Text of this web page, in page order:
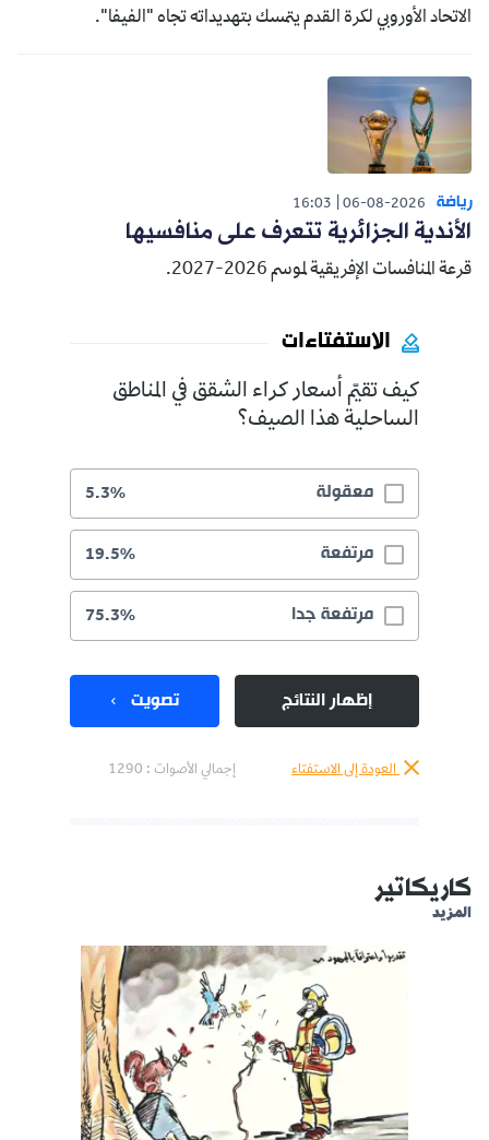
الاتحاد الأوروبي لكرة القدم يتمسك بتهديداته تجاه "الفيفا".
رياضة 06-08-2026
16:03
الأندية الجزائرية تتعرف على منافسيها
قرعة المنافسات الإفريقية لموسم 2026-2027.
الاستفتاءات
كيف تقيّم أسعار كراء الشقق في المناطق
الساحلية هذا الصيف؟
معقولة 5.3%
مرتفعة 19.5%
مرتفعة جدا 75.3%
إظهار النتائج تصويت
العودة إلى الاستفتاء إجمالي الأصوات : 1290
كاريكاتير
المزيد